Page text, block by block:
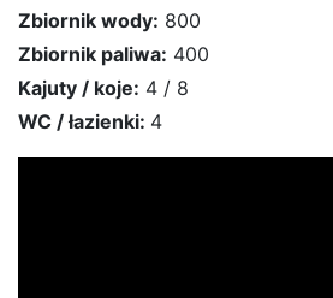
Zbiornik wody: 800
Zbiornik paliwa: 400
Kajuty / koje: 4 / 8
WC / łazienki: 4